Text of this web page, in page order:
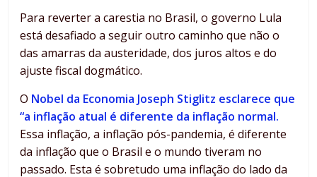
Para reverter a carestia no Brasil, o governo Lula
está desafiado a seguir outro caminho que não o
das amarras da austeridade, dos juros altos e do
ajuste fiscal dogmático.
O Nobel da Economia Joseph Stiglitz esclarece que
“a inflação atual é diferente da inflação normal.
Essa inflação, a inflação pós-pandemia, é diferente
da inflação que o Brasil e o mundo tiveram no
passado. Esta é sobretudo uma inflação do lado da